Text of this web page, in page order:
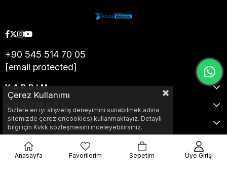
+90 545 514 70 05
[email protected]
YARDIM
ALIŞVERİŞ
Çerez Kullanımı
Sizlere en iyi alışveriş deneyimini sunabilmek adına
sitemizde çerezler(cookies) kullanmaktayız. Detaylı
bilgi için Kvkk sözleşmesini inceleyebilirsiniz.
Anasayfa Favorilerim Sepetim Üye Girişi